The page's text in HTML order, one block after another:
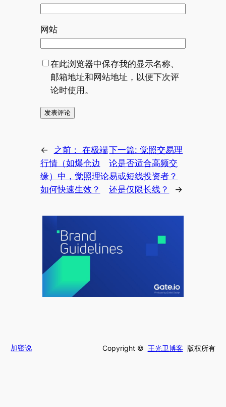
网站
在此浏览器中保存我的显示名称、
邮箱地址和网站地址，以便下次评
论时使用。
← 之前： 在极端
行情（如爆仓边
缘）中，觉照理论
如何快速生效？
下一篇:觉照交易理
论是否适合高频交
易或短线投资者？
还是仅限长线？
→
加密说 Copyright © 王光卫博客 版权所有